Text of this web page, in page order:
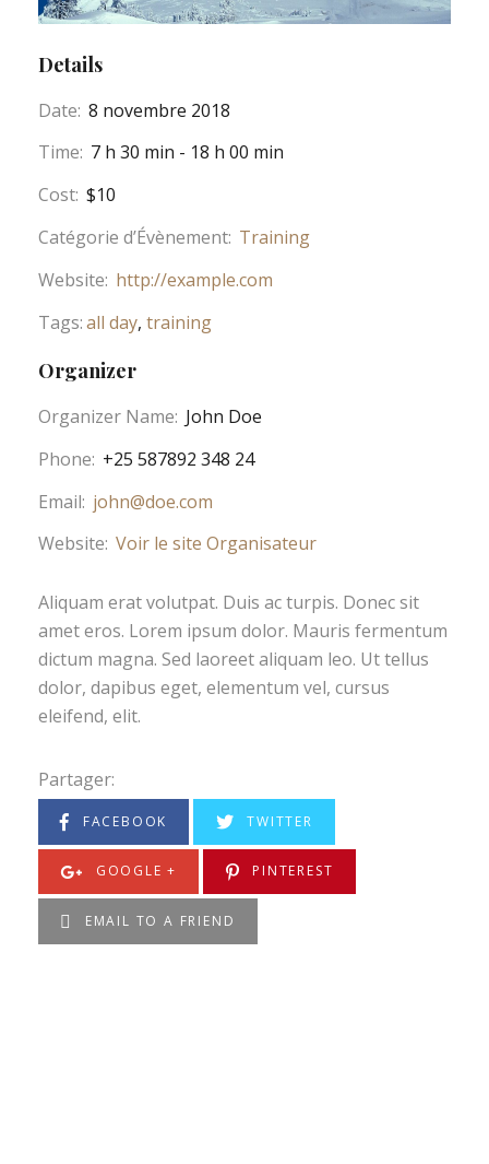
Details
Date: 8 novembre 2018
Time: 7 h 30 min - 18 h 00 min
Cost: $10
Catégorie d’Évènement: Training
Website: http://example.com
Tags:all day, training
Organizer
Organizer Name: John Doe
Phone: +25 587892 348 24
Email: john@doe.com
Website: Voir le site Organisateur
Aliquam erat volutpat. Duis ac turpis. Donec sit
amet eros. Lorem ipsum dolor. Mauris fermentum
dictum magna. Sed laoreet aliquam leo. Ut tellus
dolor, dapibus eget, elementum vel, cursus
eleifend, elit.
Partager:
FACEBOOK TWITTER
GOOGLE + PINTEREST
EMAIL TO A FRIEND